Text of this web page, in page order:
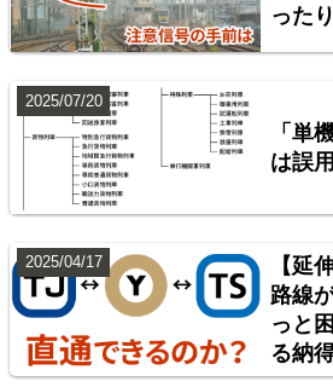
楽天市場 書泉 BOOTH
神奈川臨海鉄道配線
楽天市場 書泉 BOOTH
った
「単
は誤
2025/07/20
【延
路線
っと
る納
2025/04/17